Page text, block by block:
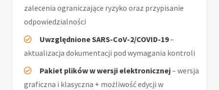
zalecenia ograniczające ryzyko oraz przypisanie
odpowiedzialności
Uwzględnione SARS-CoV-2/COVID-19–
aktualizacja dokumentacji pod wymagania kontroli
Pakiet plików w wersji elektronicznej– wersja
graficzna i klasyczna + możliwość edycji w